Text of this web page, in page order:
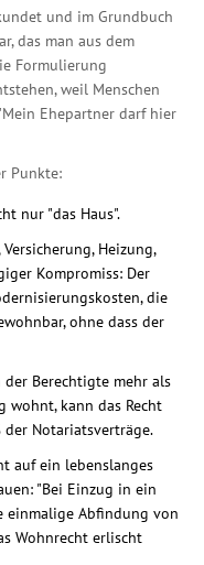
und im Grundbuch
das man aus dem
Formulierung
weil Menschen
Ehepartner darf hier
Punkte:
nur "das Haus".
Heizung,
Kompromiss: Der
die
ohne dass der
der Berechtigte mehr als
wohnt, kann das Recht
der Notariatsverträge.
auf ein lebenslanges
"Bei Einzug in ein
einmalige Abfindung von
Wohnrecht erlischt